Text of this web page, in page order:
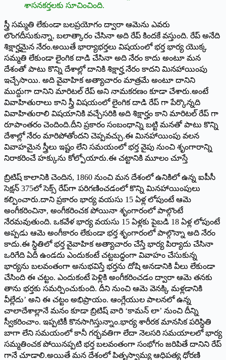
శాసనకర్తలకు సూచించింది.
స్త్రీ సమ్మతి లేకుండా బలప్రయోగం ద్వారా ఆమెను ఎవరు
లొంగదీసుకున్నా, బలాత్కారం చేసినా అది రేప్‌ కిందకే వస్తుంది. రేప్ అనేది
శిక్షార్హమైన నేరం.అయితే భార్యాభర్తలు విషయంలో భర్త భార్య యొక్క
సమ్మతి లేకుండా లైంగిక దాడి చేసినా అది నేరం కాదు అంటూ మన
దేశంతో పాటు కొన్ని దేశాల్లో దానికి శిక్షార్హ నేరం కాదని మినహాయింపు
ఇచ్చేసాయి. అది వైవాహిక అత్యాచారం మాత్రమే అంటూ దానిని
ముద్దుగా దానిని మారిటల్ రేప్ అని నామకరణం కూడా చేశారు.అంటే
వివాహితురాలు కాని స్త్రీ విషయంలో లైంగిక దాడి రేప్ గా పేర్కొన్నది
వివాహితురాలి విషయానికి వచ్చేసరికి అది శిక్షార్హం కాని మారిటల్ రేప్ గా
రూపాంతరం చెందింది.దీని ప్రకారం సంబంధాన్ని బట్టి మనతో పాటు కొన్ని
దేశాల్లో నేరం మారిపోతోందని చెప్పవచ్చు.ఈ మినహాయింపు వలన
వివాహమైన స్త్రీలు ఇష్టం లేని సమయంలో భర్త వైపు నుంచి శృంగారాన్ని
నిరాకరించే హక్కును కోల్పోయారు.ఈ చట్టానికి మూలం చూస్తే
బ్రిటిష్ కాలానికి చెందిన, 1860 నుంచి మన దేశంలో ఉనికిలో ఉన్న ఐపీసీ
సెక్షన్ 375లో సెక్స్ రేప్‌గా పరిగణించడంలో కొన్ని మినహాయింపులు
కల్పించారు.దాని ప్రకారం భార్య వయసు 15 ఏళ్ల లోపుంటే ఆమె
అంగీకరించినా, అంగీకరించక పోయినా శృంగారంలో పాల్గొంటే
నేరమవుతుంది. ఒకవేళ భార్య వయసు 15 ఏళ్లకు పైబడి 18 ఏళ్ల లోపుంటే
అప్పడు ఆమె అంగీకారం లేకుండా భర్త శృంగారంలో పాల్గొన్నా అది నేరం
కాదు.ఈ స్ధితిలో భర్త వైవాహిక అత్యాచారం చేస్తే భార్య పిర్యాదు చేసినా
ఒరిగేది ఏదీ ఉండదు ఎందుకంటే చట్టబద్ధంగా వివాహం చేసుకున్న
భార్యను బలవంతంగా అనుభవిస్తే భర్తను దోషి అనడానికి వీలు లేకుండా
చేసింది ఈ చట్టం. ఎందుకంటే పెళ్లికి అంగీకరించడం ద్వారా ఆమె తనకు
తాను భర్తకు సమర్పించుకుంది. దీని నుంచి ఆమె వెనక్కి మళ్లడానికి
వీల్లేదు’ అని ఈ చట్టం అభిప్రాయం. ఆంగ్లేయుల పాలనలో ఉన్న
చాలాదేశాల్లానే మనం కూడా బ్రిటిష్‌ వారి ‘కామన్‌ లా’ నుంచి దీన్ని
స్వీకరించాం. ఇప్పటికీ కొనసాగిస్తున్నాం.భార్య శారీరక మానసిక పరిస్ధితి
బాగా లేని సమయంలో కానీ గర్భవతిగా లేదా నెలసరి సమయాలలో భార్య
సమ్మతించక పోయినప్పటి భర్త బలవంతంగా సంభోగం జరిపితే దానిని రేప్
గానే చూడాలి.అయితే మన దేశంలో పితృస్వామ్య ఆధిపత్య ధోరణి